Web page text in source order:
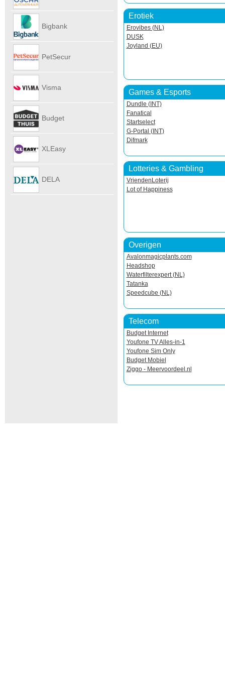
Erotiek
Erovibes (NL)
DUSK
Joyland (EU)
Games & Esports
Dundle (INT)
Fanatical
Startselect
G-Portal (INT)
Difmark
Lotteries & Gambling
VriendenLoterij
Lot of Happiness
Overigen
Avalonmagicplants.com
Headshop
Waterfilterexpert (NL)
Tatanka
Speedcube (NL)
Telecom
Budget Internet
Youfone TV Alles-in-1
Youfone Sim Only
Budget Mobiel
Ziggo - Meervoordeel.nl
Bigbank
PetSecur
Visma
Budget
XLEasy
DELA